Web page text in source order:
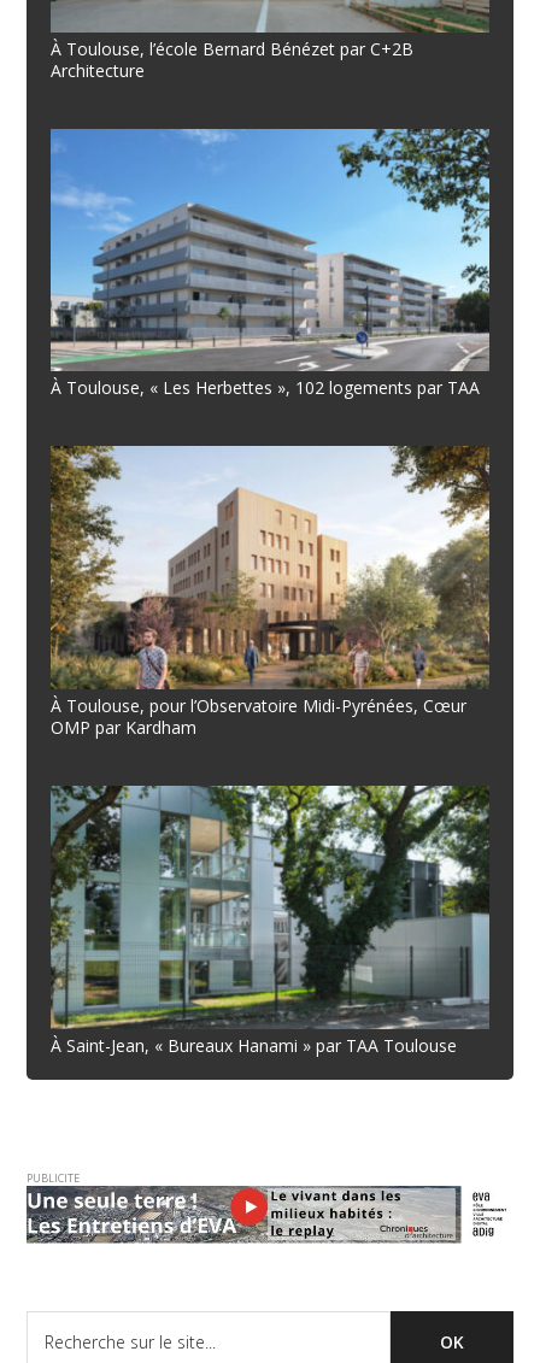
À Toulouse, l’école Bernard Bénézet par C+2B
Architecture
À Toulouse, « Les Herbettes », 102 logements par TAA
À Toulouse, pour l’Observatoire Midi-Pyrénées, Cœur
OMP par Kardham
À Saint-Jean, « Bureaux Hanami » par TAA Toulouse
PUBLICITE